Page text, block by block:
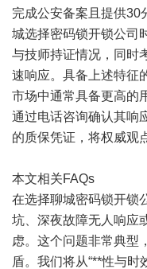
完成公安备案且提供30
城选择密码锁开锁公司
与技师持证情况，同时
速响应。具备上述特征
市场中通常具备更高的
通过电话咨询确认其响
的质保凭证，将权威观
本文相关FAQs
在选择聊城密码锁开锁
坑、深夜故障无人响应
虑。这个问题非常典型
盾。我们将从“**性与时